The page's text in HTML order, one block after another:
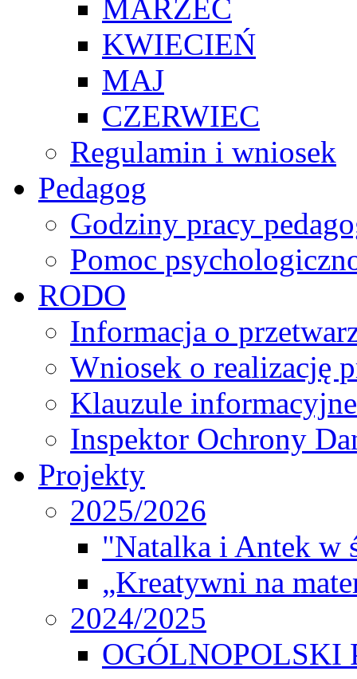
MARZEC
KWIECIEŃ
MAJ
CZERWIEC
Regulamin i wniosek
Pedagog
Godziny pracy
Pomoc
RODO
Informacja o
Wniosek o realizację
Klauzule informacyjne
Inspektor Ochrony
Projekty
2025/2026
"Natalka i Antek w
„Kreatywni na
2024/2025
OGÓLNOPOLSKI